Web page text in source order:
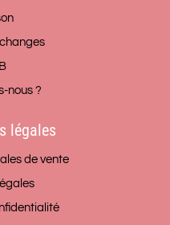
nous ?
légales
de vente